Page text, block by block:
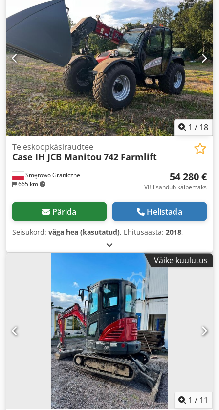
1 / 18
Smętowo Graniczne
665 km
Teleskoopkäsiraudtee
Case IH JCB Manitou 742 Farmlift
54 280 €
VB lisandub käibemaks
Pärida Helistada
Seisukord: väga hea (kasutatud), Ehitusaasta: 2018,
Väike kuulutus
1 / 11